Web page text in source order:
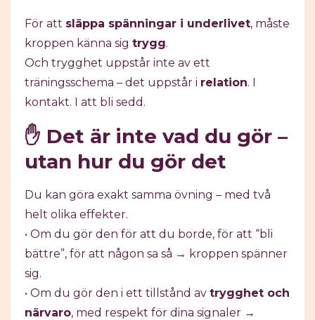
För att släppa spänningar i underlivet, måste
kroppen känna sig trygg.
Och trygghet uppstår inte av ett
träningsschema – det uppstår i relation. I
kontakt. I att bli sedd.
✋ Det är inte vad du gör –
utan hur du gör det
Du kan göra exakt samma övning – med två
helt olika effekter.
• Om du gör den för att du borde, för att “bli
bättre”, för att någon sa så → kroppen spänner
sig.
• Om du gör den i ett tillstånd av trygghet och
närvaro, med respekt för dina signaler →